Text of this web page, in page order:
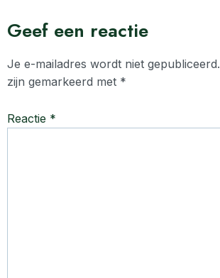
Geef een reactie
Je e-mailadres wordt niet gepubliceerd.
zijn gemarkeerd met *
Reactie *